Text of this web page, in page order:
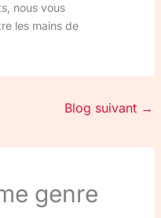
nous vous
les mains de
Blog suivant →
genre